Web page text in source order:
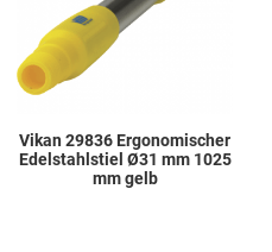
Vikan 29836 Ergonomischer
Edelstahlstiel Ø31 mm 1025
mm gelb